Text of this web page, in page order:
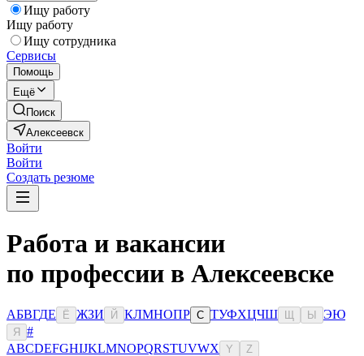
Ищу работу
Ищу работу
Ищу сотрудника
Сервисы
Помощь
Ещё
Поиск
Алексеевск
Войти
Войти
Создать резюме
Работа и вакансии
по профессии в Алексеевске
АБВГДЕ Ё ЖЗИ Й КЛМНОПР С ТУФХЦЧШ Ы ЭЮ
Я
#
ABCDEFGHIJKLMNOPQRSTUVWX Y Z